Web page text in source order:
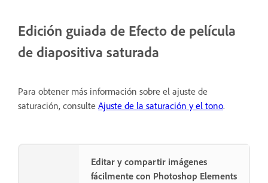
Edición guiada de Efecto de película
de diapositiva saturada
Para obtener más información sobre el ajuste de
saturación, consulte Ajuste de la saturación y el tono.
Editar y compartir imágenes
fácilmente con Photoshop Elements